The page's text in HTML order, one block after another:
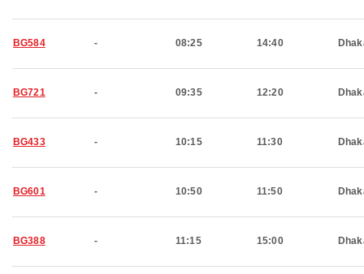
BG584 - 08:25 14:40
BG721 - 09:35 12:20
BG433 - 10:15 11:30
BG601 - 10:50 11:50
BG388 - 11:15 15:00